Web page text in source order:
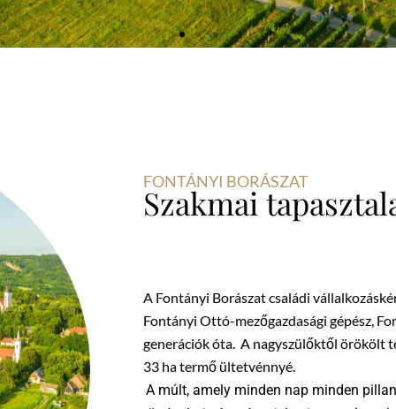
FONTÁNYI BORÁSZAT
Szakmai
A Fontányi Borászat családi
Fontányi Ottó-mezőgazdasági gépész,
generációk óta. A nagyszülőktől örökölt
33 ha termő ültetvénnyé.
A múlt, amely minden nap minden